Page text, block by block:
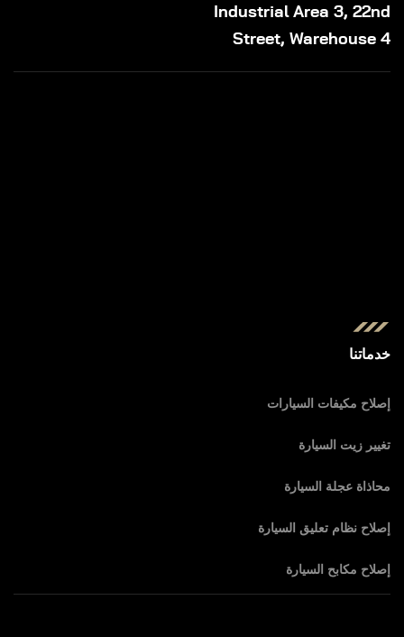
Industrial Area 3, 22nd
Street, Warehouse 4
خدماتنا
إصلاح مكيفات السيارات
تغيير زيت السيارة
محاذاة عجلة السيارة
إصلاح نظام تعليق السيارة
إصلاح مكابح السيارة